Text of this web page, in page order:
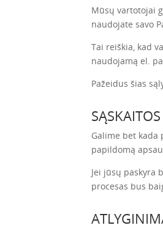
Mūsų vartotojai
naudojate savo
Tai reiškia, kad
naudojamą el.
Pažeidus šias
Galime bet
papildomą
Jei jūsų paskyra
procesas bus